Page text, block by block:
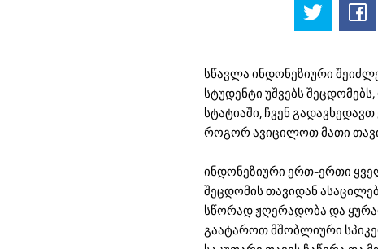
სწავლა ინდონეზიური
სტუდენტი უშვებს
სტატიაში, ჩვენ
როგორ ავიცილოთ მათი
ინდონეზიური ერთ-ერთი
შეცდომის თავიდან
სწორად ჟღერადობა და
გაატაროთ მშობლიური